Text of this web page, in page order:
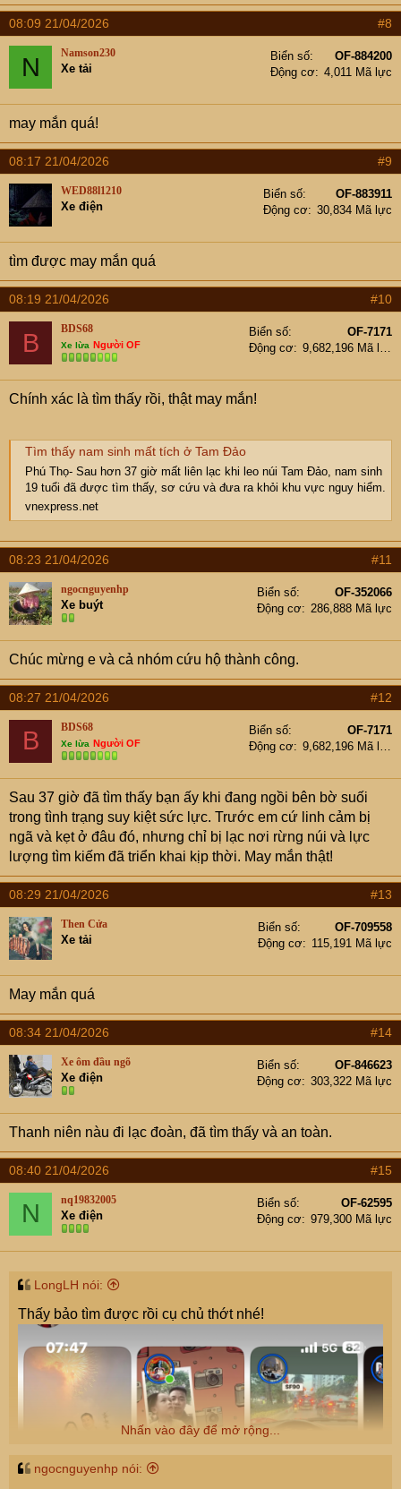
08:09 21/04/2026 #8
N Namson230
Xe tải
Biển số
OF-884200
Động cơ
4,011 Mã lực
may mắn quá!
08:17 21/04/2026 #9
WED88l1210
Xe điện
Biển số
OF-883911
Động cơ
30,834 Mã lực
tìm được may mắn quá
08:19 21/04/2026 #10
B BDS68
Xe lừa Người OF
Biển số
OF-7171
Động cơ
9,682,196 Mã lực
Chính xác là tìm thấy rồi, thật may mắn!
Tìm thấy nam sinh mất tích ở Tam Đảo
Phú Thọ- Sau hơn 37 giờ mất liên lạc khi leo núi Tam Đảo, nam sinh
19 tuổi đã được tìm thấy, sơ cứu và đưa ra khỏi khu vực nguy hiểm.
vnexpress.net
08:23 21/04/2026 #11
ngocnguyenhp
Xe buýt
Biển số
OF-352066
Động cơ
286,888 Mã lực
Chúc mừng e và cả nhóm cứu hộ thành công.
08:27 21/04/2026 #12
B BDS68
Xe lừa Người OF
Biển số
OF-7171
Động cơ
Sau 37 giờ đã tìm thấy bạn ấy khi đang ngồi bên bờ suối
trong tình trạng suy kiệt sức lực. Trước em cứ linh cảm bị
ngã và kẹt ở đâu đó, nhưng chỉ bị lạc nơi rừng núi và lực
lượng tìm kiếm đã triển khai kịp thời. May mắn thật!
08:29 21/04/2026 #13
Then Cửa
Xe tải
Biển số
OF-709558
Động cơ
115,191 Mã lực
May mắn quá
08:34 21/04/2026 #14
Xe ôm đầu ngõ
Xe điện
Biển số
OF-846623
Động cơ
303,322 Mã lực
Thanh niên nàu đi lạc đoàn, đã tìm thấy và an toàn.
08:40 21/04/2026 #15
N nq19832005
Xe điện
Biển số
OF-62595
Động cơ
979,300 Mã lực
LongLH nói:
Thấy bảo tìm được rồi cụ chủ thớt nhé!
Nhấn vào đây để mở rộng...
ngocnguyenhp nói: